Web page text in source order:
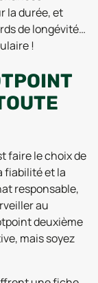
la durée, et
de longévité…
!
faire le choix de
fiabilité et la
responsable,
au
deuxième
mais soyez